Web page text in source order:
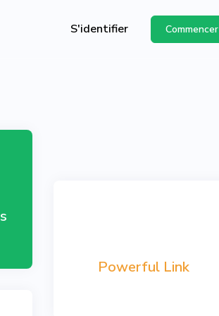
S'identifier Commencer
Powerful Link